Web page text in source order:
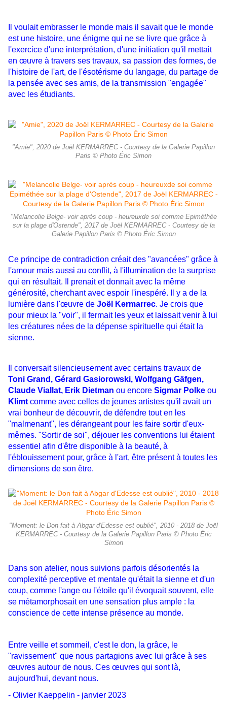
Il voulait embrasser le monde mais il savait que le monde
est une histoire, une énigme qui ne se livre que grâce à
l'exercice d'une interprétation, d'une initiation qu'il mettait
en œuvre à travers ses travaux, sa passion des formes, de
l'histoire de l'art, de l'ésotérisme du langage, du partage de
la pensée avec ses amis, de la transmission "engagée"
avec les étudiants.
"Amie", 2020 de Joël KERMARREC - Courtesy de la Galerie Papillon
Paris © Photo Éric Simon
"Melancolie Belge- voir après coup - heureuxde soi comme Epiméthée
sur la plage d'Ostende", 2017 de Joël KERMARREC - Courtesy de la
Galerie Papillon Paris © Photo Éric Simon
Ce principe de contradiction créait des "avancées" grâce à
l'amour mais aussi au conflit, à l'illumination de la surprise
qui en résultait. Il prenait et donnait avec la même
générosité, cherchant avec espoir l'inespéré. Il y a de la
lumière dans l'œuvre de Joël Kermarrec. Je crois que
pour mieux la "voir", il fermait les yeux et laissait venir à lui
les créatures nées de la dépense spirituelle qui était la
sienne.
Il conversait silencieusement avec certains travaux de
Toni Grand, Gérard Gasiorowski, Wolfgang Gäfgen,
Claude Viallat, Erik Dietman ou encore Sigmar Polke ou
Klimt comme avec celles de jeunes artistes qu'il avait un
vrai bonheur de découvrir, de défendre tout en les
"malmenant", les dérangeant pour les faire sortir d'eux-
mêmes. "Sortir de soi", déjouer les conventions lui étaient
essentiel afin d'être disponible à la beauté, à
l'éblouissement pour, grâce à l'art, être présent à toutes les
dimensions de son être.
"Moment: le Don fait à Abgar d'Edesse est oublié", 2010 - 2018 de Joël
KERMARREC - Courtesy de la Galerie Papillon Paris © Photo Éric
Simon
Dans son atelier, nous suivions parfois désorientés la
complexité perceptive et mentale qu'était la sienne et d'un
coup, comme l'ange ou l'étoile qu'il évoquait souvent, elle
se métamorphosait en une sensation plus ample : la
conscience de cette intense présence au monde.
Entre veille et sommeil, c'est le don, la grâce, le
"ravissement" que nous partagions avec lui grâce à ses
œuvres autour de nous. Ces œuvres qui sont là,
aujourd'hui, devant nous.
- Olivier Kaeppelin - janvier 2023